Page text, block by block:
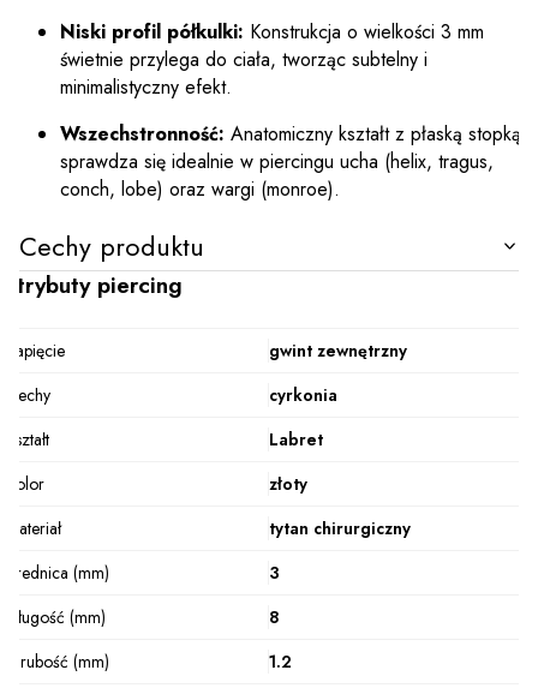
Niski profil półkulki: Konstrukcja o wielkości 3 mm
świetnie przylega do ciała, tworząc subtelny i
minimalistyczny efekt.
Wszechstronność: Anatomiczny kształt z płaską stopką
sprawdza się idealnie w piercingu ucha (helix, tragus,
conch, lobe) oraz wargi (monroe).
Cechy produktu
Atrybuty piercing
Zapięcie
gwint zewnętrzny
Cechy
cyrkonia
Kształt
Labret
Kolor
złoty
Materiał
tytan chirurgiczny
Średnica (mm)
3
Długość (mm)
8
Grubość (mm)
1.2